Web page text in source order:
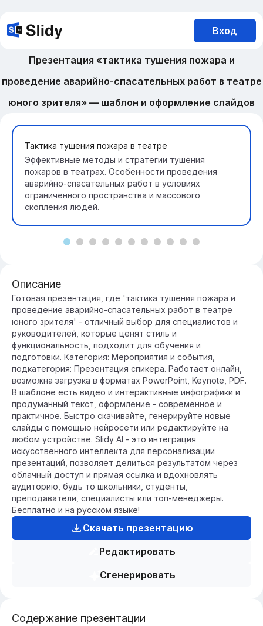
Вход
Презентация «тактика тушения пожара и
проведение аварийно-спасательных работ в театре
юного зрителя» — шаблон и оформление слайдов
Тактика тушения пожара в театре
Эффективные методы и стратегии тушения
пожаров в театрах. Особенности проведения
аварийно-спасательных работ в условиях
ограниченного пространства и массового
скопления людей.
Описание
Готовая презентация, где 'тактика тушения пожара и
проведение аварийно-спасательных работ в театре
юного зрителя' - отличный выбор для специалистов и
руководителей, которые ценят стиль и
функциональность, подходит для обучения и
подготовки. Категория: Мероприятия и события,
подкатегория: Презентация спикера. Работает онлайн,
возможна загрузка в форматах PowerPoint, Keynote, PDF.
В шаблоне есть видео и интерактивные инфографики и
продуманный текст, оформление - современное и
практичное. Быстро скачивайте, генерируйте новые
слайды с помощью нейросети или редактируйте на
любом устройстве. Slidy AI - это интеграция
искусственного интеллекта для персонализации
презентаций, позволяет делиться результатом через
облачный доступ и прямая ссылка и вдохновлять
аудиторию, будь то школьники, студенты,
преподаватели, специалисты или топ-менеджеры.
Бесплатно и на русском языке!
Скачать презентацию
Редактировать
Сгенерировать
Содержание презентации